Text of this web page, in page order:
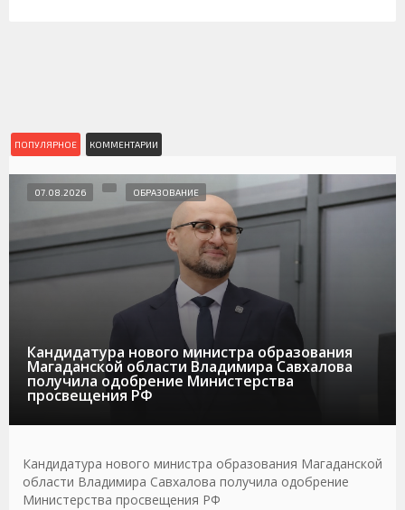
ПОПУЛЯРНОЕ КОММЕНТАРИИ
Кандидатура нового министра образования
Магаданской области Владимира Савхалова
получила одобрение Министерства
просвещения РФ
07.08.2026 ОБРАЗОВАНИЕ
Кандидатура нового министра образования Магаданской
области Владимира Савхалова получила одобрение
Министерства просвещения РФ